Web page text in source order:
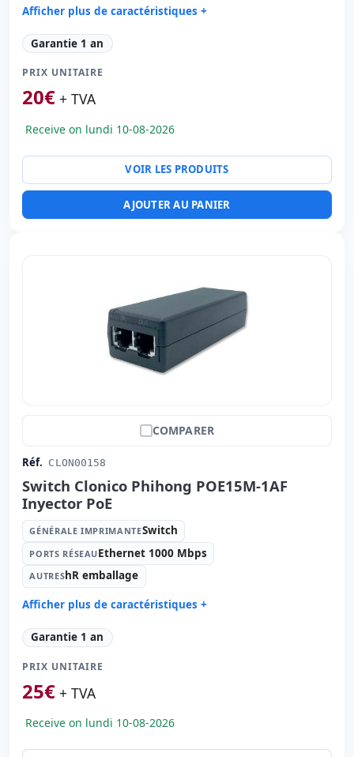
Afficher plus de caractéristiques +
Générale imprimante:
Ports réseau: Ethernet 100 Mbps.
Dimensions:
Poids: 1.00 Kg.
Garantie 1 an
PRIX UNITAIRE
20€ + TVA
Receive on lundi 10-08-2026
VOIR LES PRODUITS
AJOUTER AU PANIER
COMPARER
Réf. CLON00158
Switch Clonico Phihong POE15M-1AF
Inyector PoE
GÉNÉRALE IMPRIMANTESwitch
PORTS RÉSEAUEthernet 1000 Mbps
AUTRES hR emballage
Afficher plus de caractéristiques +
Générale imprimante:
Ports réseau: Ethernet 1000 Mbps.
Autres: hR emballage
Dimensions:
Garantie 1 an
PRIX UNITAIRE
25€ + TVA
Receive on lundi 10-08-2026